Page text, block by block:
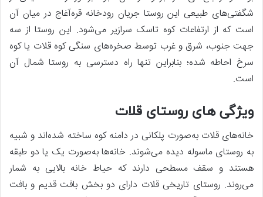
شگفتی‌های طبیعی این روستا جریان رودخانه قره‌آغاج در میان آن
است که از ارتفاعات کوه تاسک سرازیر می‌شود. این روستا از سه
جهت جنوب، شرق و غرب توسط صخره‌های سنگی کوه قلات یا کوه
سرخ احاطه شده؛ بنابراین تنها راه دسترسی به روستا شمال آن
است.
ویژگی های روستای قلات
خانه‌های قلات به‌صورت پلکانی در دامنه کوه ساخته شده‌اند و شبیه
به روستای ماسوله دیده می‌شوند. خانه‌ها به‌صورت یک یا دو طبقه
هستند و سقف مسطحی دارند که حیاط خانه بالایی به شمار
می‌روند. روستای تاریخی قلات دارای دو بخش بافت قدیم و بافت